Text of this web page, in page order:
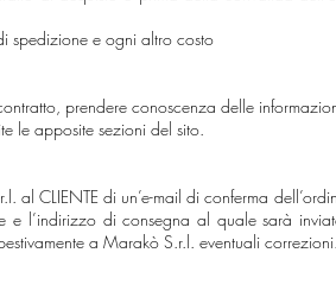
spedizione e ogni altro costo
prendere conoscenza delle
le apposite sezioni del sito.
CLIENTE di un’e-mail di conferma
l’indirizzo di consegna al quale sarà
a Marakò S.r.l. eventuali correzioni.